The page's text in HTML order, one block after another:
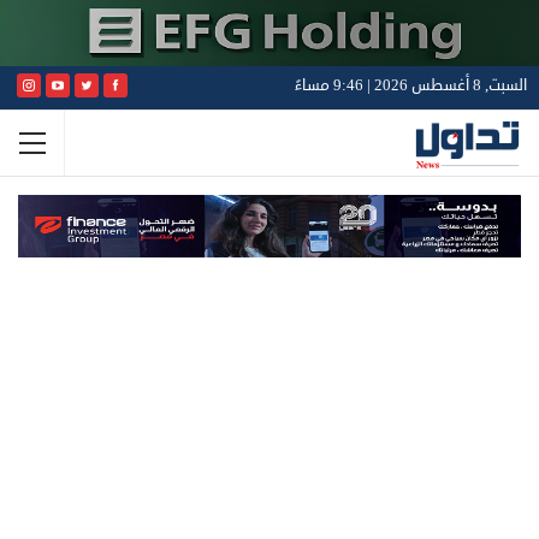
السبت, 8 أغسطس 2026 | 9:46 مساءً